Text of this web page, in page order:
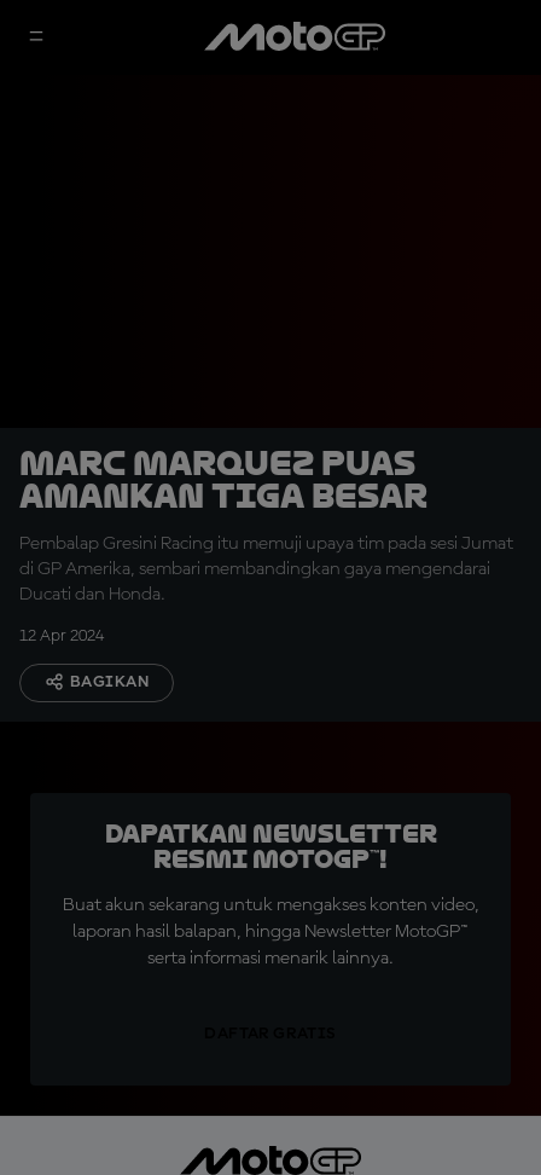
Marc Marquez Puas
Amankan Tiga Besar
Pembalap Gresini Racing itu memuji upaya tim pada sesi Jumat
di GP Amerika, sembari membandingkan gaya mengendarai
Ducati dan Honda.
12 Apr 2024
BAGIKAN
Dapatkan Newsletter
Resmi MotoGP™!
Buat akun sekarang untuk mengakses konten video,
laporan hasil balapan, hingga Newsletter MotoGP™
serta informasi menarik lainnya.